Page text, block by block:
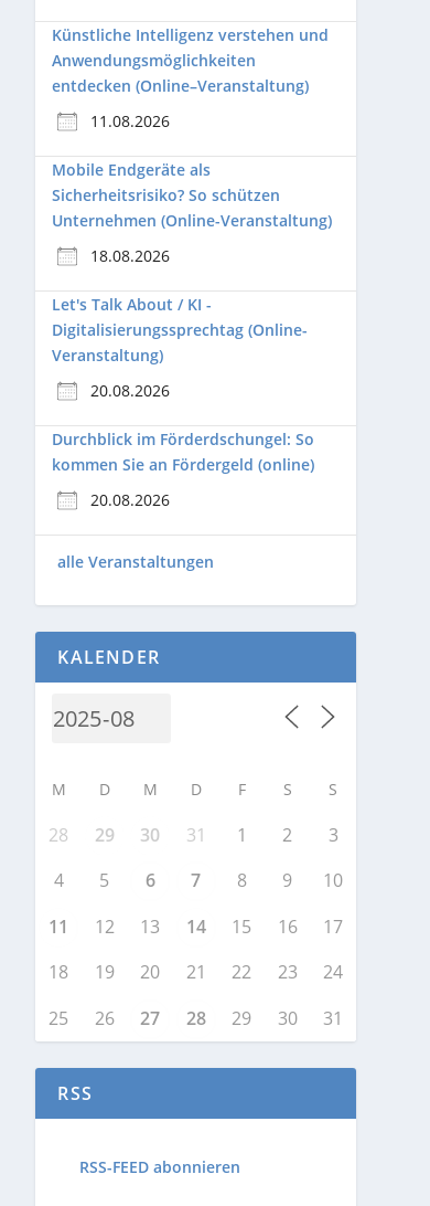
Künstliche Intelligenz verstehen und
Anwendungsmöglichkeiten
entdecken (Online–Veranstaltung)
11.08.2026
Mobile Endgeräte als
Sicherheitsrisiko? So schützen
Unternehmen (Online-Veranstaltung)
18.08.2026
Let's Talk About / KI -
Digitalisierungssprechtag (Online-
Veranstaltung)
20.08.2026
Durchblick im Förderdschungel: So
kommen Sie an Fördergeld (online)
20.08.2026
alle Veranstaltungen
KALENDER
M D M D F S S
28 29 30 31 1 2
3
4
5 6 7 8 9
10
11
12 13 14 15 16
17
18
19 20 21 22 23
24
25
26 27 28 29 30 31
RSS
RSS-FEED abonnieren